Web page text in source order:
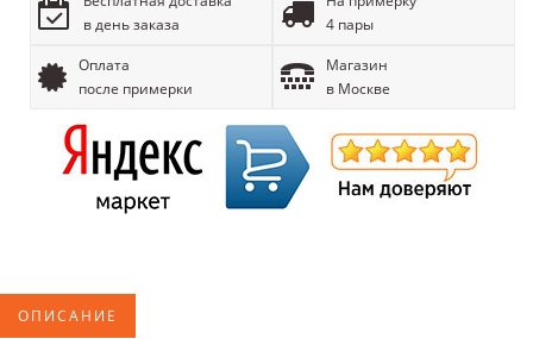
в день заказа
4 пары
Оплата
после примерки
Магазин
в Москве
ОПИСАНИЕ